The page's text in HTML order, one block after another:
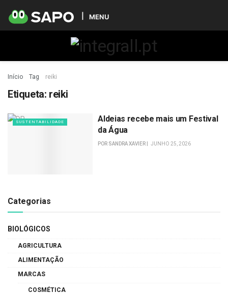
MENU
Início Tag reiki
Etiqueta: reiki
SUSTENTABILIDADE
Aldeias recebe mais um Festival
da Água
POR SANDRA XAVIER JUNHO 25, 2026
Categorias
BIOLÓGICOS
AGRICULTURA
ALIMENTAÇÃO
MARCAS
COSMÉTICA